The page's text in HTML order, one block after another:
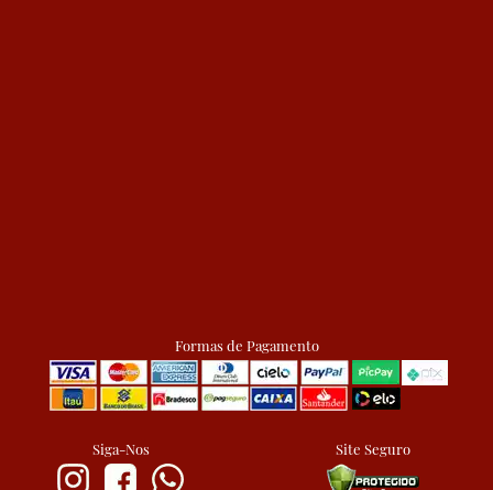
Formas de Pagamento
Siga-Nos Site Seguro